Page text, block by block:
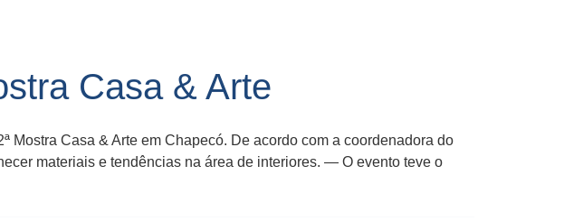
Casa & Arte
Mostra Casa & Arte em Chapecó. De acordo com a coordenadora do
materiais e tendências na área de interiores. — O evento teve o